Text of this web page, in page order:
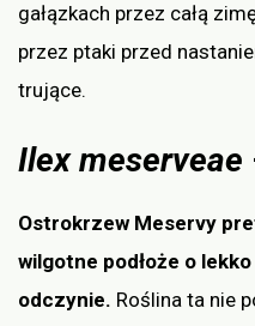
gałązkach przez całą
przez ptaki przed
trujące.
Ilex meserveae
Ostrokrzew Meservy
wilgotne podłoże o
odczynie. Roślina ta nie